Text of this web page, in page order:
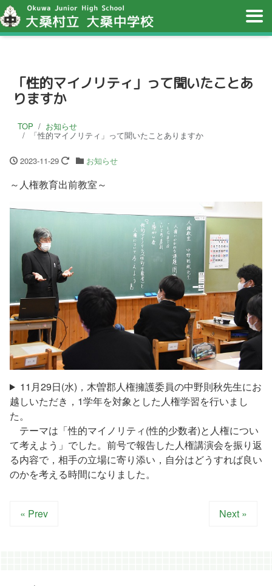
「性的マイノリティ」って聞いたことあ
りますか
TOP お知らせ
「性的マイノリティ」って聞いたことありますか
2023-11-29 お知らせ
～人権教育出前教室～
11月29日(水)，木曽郡人権擁護委員の中野則秋先生にお
越しいただき，1学年を対象とした人権学習を行いまし
た。
テーマは「性的マイノリティ(性的少数者)と人権につい
て考えよう」でした。前号で報告した人権講演会を振り返
る内容で，相手の立場に寄り添い，自分はどうすれば良い
のかを考える時間になりました。
« Prev Next »